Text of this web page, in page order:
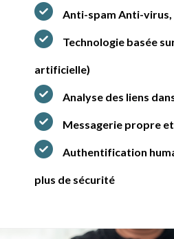
Anti-spam Anti-
Technologie basée
artificielle)
Analyse des liens
Messagerie propre
Authentification
plus de sécurité